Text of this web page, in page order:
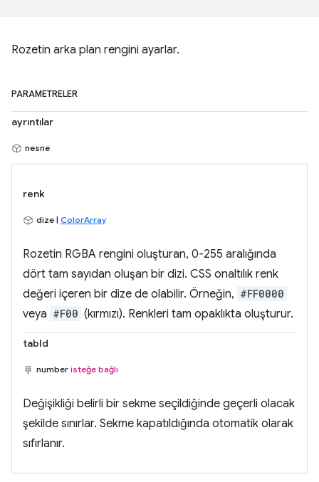
Rozetin arka plan rengini ayarlar.
PARAMETRELER
ayrıntılar
nesne
renk
dize | ColorArray
Rozetin RGBA rengini oluşturan, 0-255 aralığında
dört tam sayıdan oluşan bir dizi. CSS onaltılık renk
değeri içeren bir dize de olabilir. Örneğin, #FF0000
veya #F00 (kırmızı). Renkleri tam opaklıkta oluşturur.
tabId
number isteğe bağlı
Değişikliği belirli bir sekme seçildiğinde geçerli olacak
şekilde sınırlar. Sekme kapatıldığında otomatik olarak
sıfırlanır.